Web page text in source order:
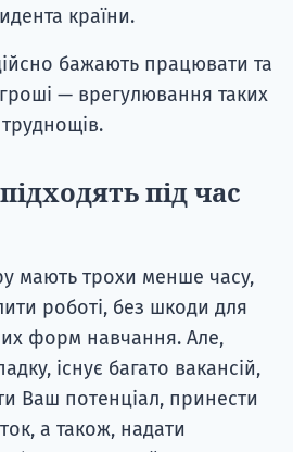
країни.
бажають працювати та
— врегулювання таких
під час
мають трохи менше часу,
роботі, без шкоди для
форм навчання. Але,
існує багато вакансій,
Ваш потенціал, принести
а також, надати